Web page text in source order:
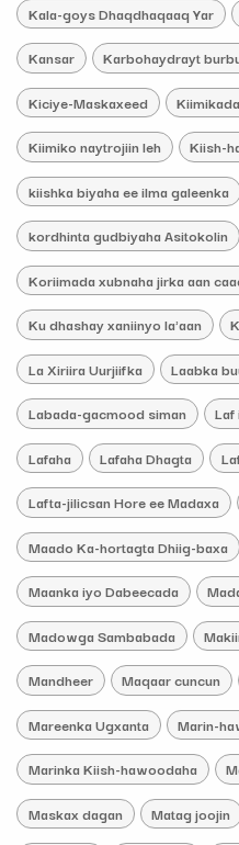
Kala-goys Dhaqdhaqaaq Yar
Kansar Karbohaydrayt
Kiciye-Maskaxeed
Kiimiko naytrojiin leh Kiish-
kiishka biyaha ee ilma galeenka
kordhinta gudbiyaha Asitokolin
Koriimada xubnaha jirka aan
Ku dhashay xaniinyo la'aan
La Xiriira Uurjiifka Laabka
Labada-gacmood siman Laf
Lafaha Lafaha Dhagta
Lafta-jilicsan Hore ee Madaxa
Maado Ka-hortagta Dhiig-baxa
Maanka iyo Dabeecada
Madowga Sambabada
Mandheer Maqaar cuncun
Mareenka Ugxanta Marin-
Marinka Kiish-hawoodaha
Maskax dagan Matag joojin